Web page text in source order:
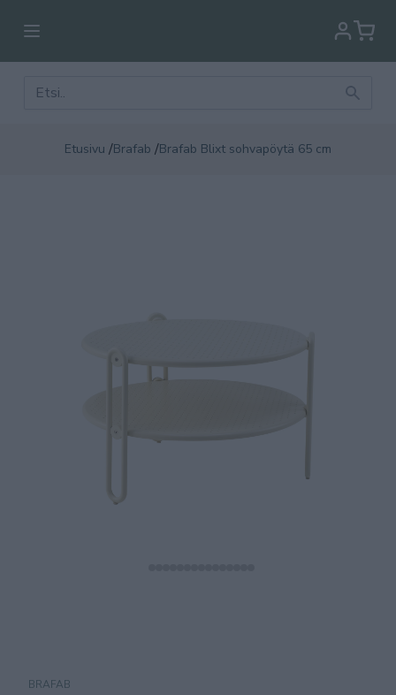
Etusivu /Brafab /Brafab Blixt sohvapöytä 65 cm
BRAFAB